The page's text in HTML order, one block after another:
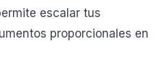
escalar tus
proporcionales en